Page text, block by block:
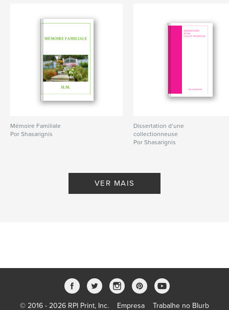
Mémoire Familiale
Por Shasarignis
Dissertation d’une
collectionneuse
Por Shasarignis
VER MAIS
© 2016 - 2026 RPI Print, Inc. Empresa Trabalhe no Blurb